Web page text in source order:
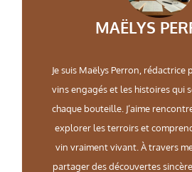
MAËLYS
Je suis Maëlys Perron, rédactrice
vins engagés et les histoires qui
chaque bouteille. J’aime
explorer les terroirs et
vin vraiment vivant. À travers
partager des découvertes